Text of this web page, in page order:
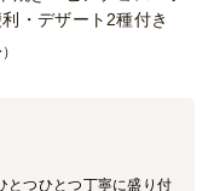
・デザート2種付き
とつひとつ丁寧に盛り付